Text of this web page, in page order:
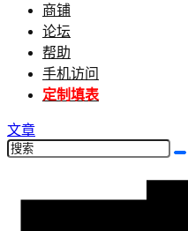
商铺
论坛
帮助
手机访问
定制填表
文章